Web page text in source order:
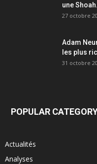
une
27 octobre
Adam
les plus
31 octobre
POPULAR
Actualités
Analyses